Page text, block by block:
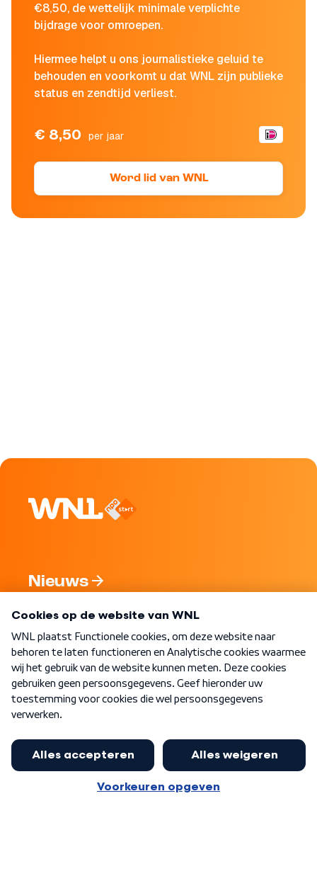
€8,50, de wettelijk minimale verplichte
bijdrage voor omroepen.
Hiermee helpt u ons journalistieke geluid te
behouden en voorkomt u dat WNL zijn publieke
status en zendtijd verliest.
€ 8,50 per jaar
Word lid van WNL
Nieuws
Nieuwsbrief
Word Lid